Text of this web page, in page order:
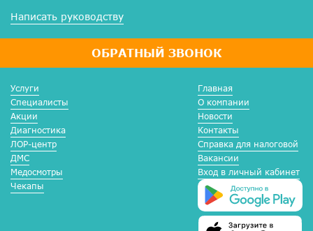
ОБРАТНЫЙ ЗВОНОК
Написать руководству
Услуги
Специалисты
Акции
Диагностика
ЛОР-центр
ДМС
Медосмотры
Чекапы
Главная
О компании
Новости
Контакты
Справка для налоговой
Вакансии
Вход в личный кабинет